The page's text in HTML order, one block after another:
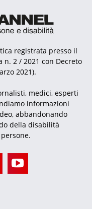
registrata presso il
2 / 2021 con Decreto
2021).
medici, esperti
informazioni
abbandonando
della disabilità